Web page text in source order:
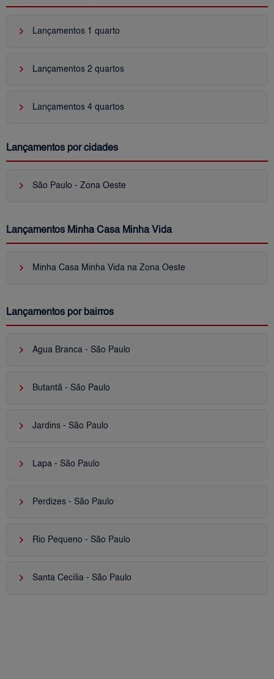
keyboard_arrow_right Lançamentos 1 quarto
keyboard_arrow_right Lançamentos 2 quartos
keyboard_arrow_right Lançamentos 4 quartos
Lançamentos por cidades
keyboard_arrow_right São Paulo - Zona Oeste
Lançamentos Minha Casa Minha Vida
keyboard_arrow_right Minha Casa Minha Vida na Zona Oeste
Lançamentos por bairros
keyboard_arrow_right Água Branca - São Paulo
keyboard_arrow_right Butantã - São Paulo
keyboard_arrow_right Jardins - São Paulo
keyboard_arrow_right Lapa - São Paulo
keyboard_arrow_right Perdizes - São Paulo
keyboard_arrow_right Rio Pequeno - São Paulo
keyboard_arrow_right Santa Cecília - São Paulo